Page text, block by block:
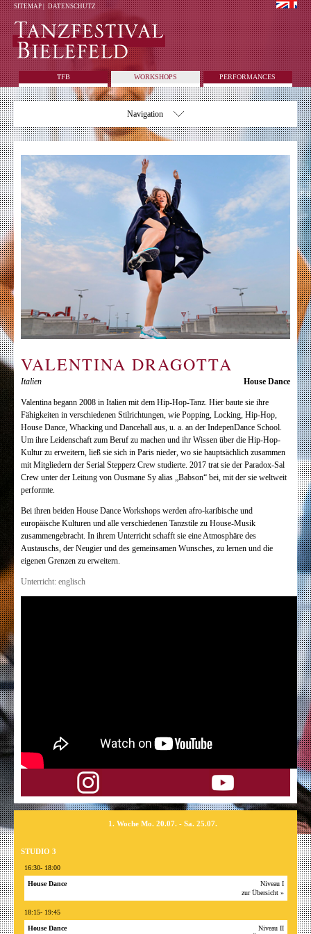
SITEMAP| DATENSCHUTZ
TFB WORKSHOPS PERFORMANCES
Navigation
VALENTINA DRAGOTTA
House Dance
Italien
Valentina begann 2008 in Italien mit dem Hip-Hop-Tanz. Hier baute sie ihre
Fähigkeiten in verschiedenen Stilrichtungen, wie Popping, Locking, Hip-Hop,
House Dance, Whacking und Dancehall aus, u. a. an der IndepenDance School.
Um ihre Leidenschaft zum Beruf zu machen und ihr Wissen über die Hip-Hop-
Kultur zu erweitern, ließ sie sich in Paris nieder, wo sie hauptsächlich zusammen
mit Mitgliedern der ­Serial Stepperz Crew studierte. 2017 trat sie der Paradox-Sal
Crew unter der Leitung von Ousmane Sy alias „Babson“ bei, mit der sie weltweit
performte.
Bei ihren beiden House Dance Workshops werden afro-karibische und
europäische Kulturen und alle verschiedenen Tanzstile zu House-Musik
zusammengebracht. In ihrem Unterricht schafft sie eine Atmosphäre des
Austauschs, der Neugier und des gemeinsamen Wunsches, zu lernen und die
eigenen Grenzen zu erweitern.
Unterricht: englisch
1. Woche Mo. 20.07. - Sa. 25.07.
STUDIO 3
16:30- 18:00
Niveau I
House Dance
zur Übersicht »
18:15- 19:45
Niveau II
House Dance